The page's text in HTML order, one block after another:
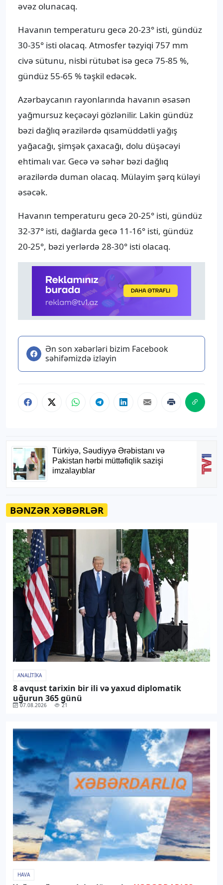
əvəz olunacaq.
Havanın temperaturu gecə 20-23° isti, gündüz
30-35° isti olacaq. Atmosfer təzyiqi 757 mm
civə sütunu, nisbi rütubət isə gecə 75-85 %,
gündüz 55-65 % təşkil edəcək.
Azərbaycanın rayonlarında havanın əsasən
yağmursuz keçəcəyi gözlənilir. Lakin gündüz
bəzi dağlıq ərazilərdə qısamüddətli yağış
yağacağı, şimşək çaxacağı, dolu düşəcəyi
ehtimalı var. Gecə və səhər bəzi dağlıq
ərazilərdə duman olacaq. Mülayim şərq küləyi
əsəcək.
Havanın temperaturu gecə 20-25° isti, gündüz
32-37° isti, dağlarda gecə 11-16° isti, gündüz
20-25°, bəzi yerlərdə 28-30° isti olacaq.
Ən son xəbərləri bizim Facebook
səhifəmizdə izləyin
BƏNZƏR XƏBƏRLƏR
ANALITIKA
8 avqust tarixin bir ili və yaxud diplomatik
uğurun 365 günü
07.08.2026 21
HAVA